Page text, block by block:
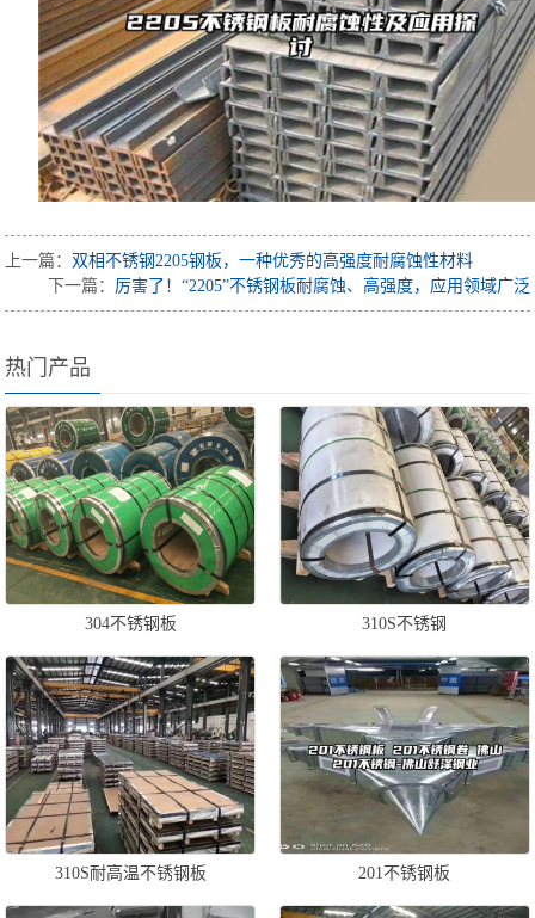
上一篇：双相不锈钢2205钢板，一种优秀的高强度耐腐蚀性材料
下一篇： 厉害了！“2205”不锈钢板耐腐蚀、高强度，应用领域广泛
热门产品
304不锈钢板 310S不锈钢
310S耐高温不锈钢板 201不锈钢板